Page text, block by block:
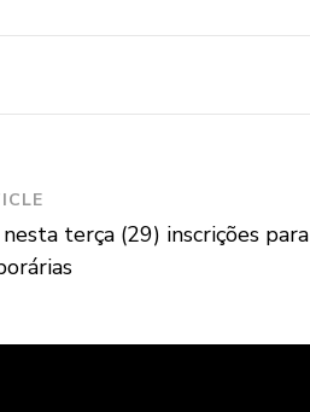
terça (29) inscrições para